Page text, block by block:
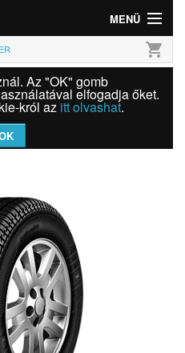
MENÜ
shopping_cart
Az "OK" gomb
elfogadja őket.
król az itt olvashat.